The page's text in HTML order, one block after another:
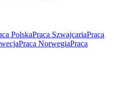
PolskaPraca SzwajcariaPraca
Praca NorwegiaPraca